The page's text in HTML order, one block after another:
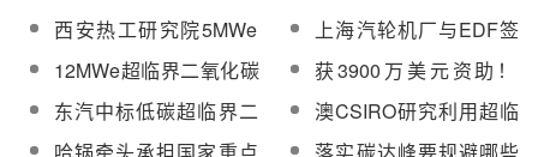
660MW超临界循环流化
床锅炉成功投运
超临界能源系统研究方
面取得一系列创新成果
西安热工研究院5MWe
超临界CO₂试验平台完
成锅炉水压试验
上海汽轮机厂与EDF签
署超临界CO₂布雷顿循
环技术合作框架协议
12MWe超临界二氧化碳
闭式循环项目初步设计
通过国家电力投资集团
获3900万美元资助！
Heliogen将建超临界二
氧化碳光热发电系统
东汽中标低碳超临界二
氧化碳循环试验台主压
澳CSIRO研究利用超临
界二氧化碳发电技术助